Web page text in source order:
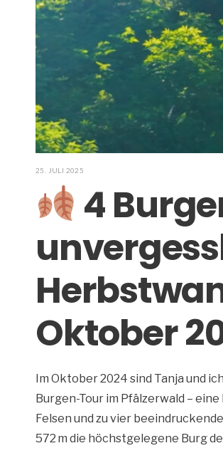
25. JULI 2025
4
Oktober
Im Oktober 2024 sind Tanja und
Burgen-Tour im Pfälzerwald –
Felsen und zu vier
572 m die höchstgelegene Burg